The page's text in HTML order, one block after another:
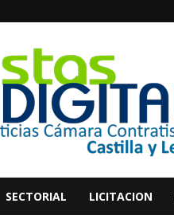
SECTORIAL LICITACION